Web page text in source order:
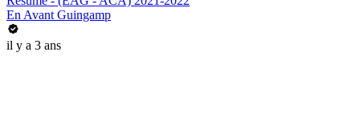
En Avant Guingamp
il y a 3 ans